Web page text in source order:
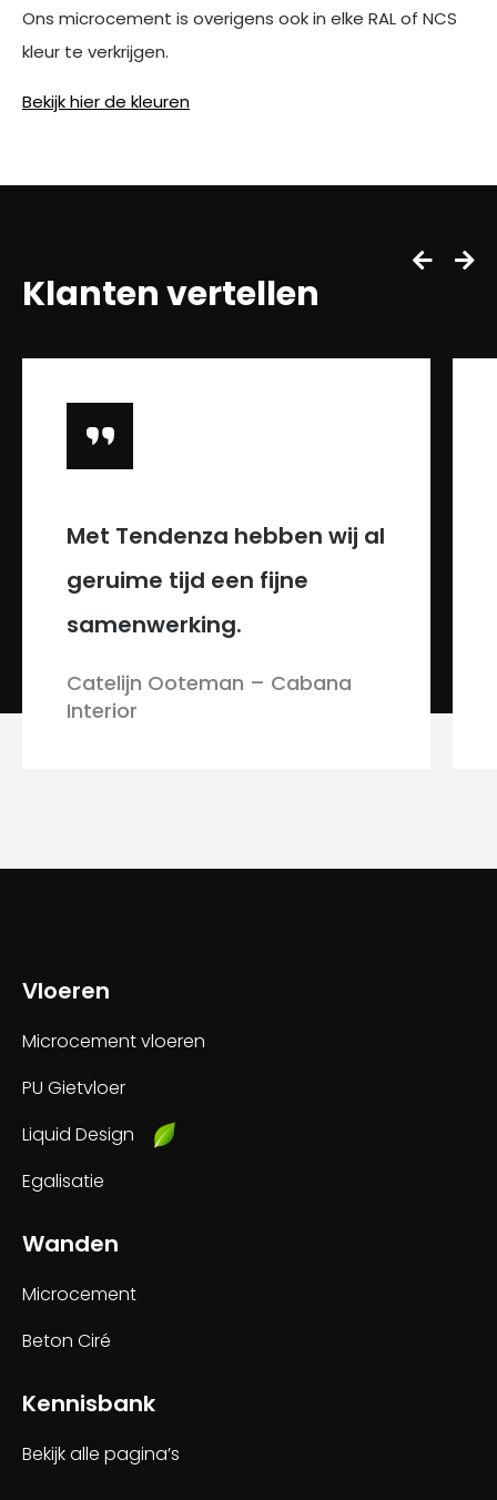
Ons microcement is overigens ook in elke RAL of NCS
kleur te verkrijgen.
Bekijk hier de kleuren
Klanten vertellen
Goed team van jonge
professionals met een mooi
product.
Familie van Egmond, Hoofddorp
Vloeren
Microcement vloeren
PU Gietvloer
Liquid Design
Egalisatie
Wanden
Microcement
Beton Ciré
Kennisbank
Bekijk alle pagina’s